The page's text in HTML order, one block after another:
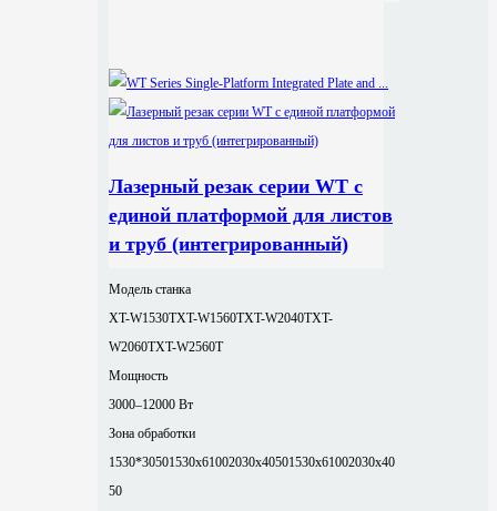
Лазерный резак серии WT с
единой платформой для листов
и труб (интегрированный)
Модель станка
XT-W1530TXT-W1560TXT-W2040TXT-
W2060TXT-W2560T
Мощность
3000–12000 Вт
Зона обработки
1530*30501530x61002030x40501530x61002030x40
50